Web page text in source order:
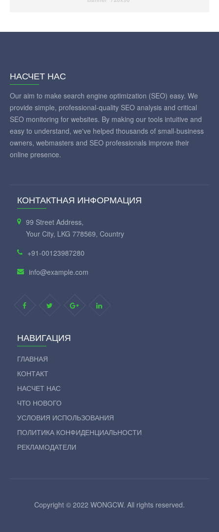
НАСЧЕТ НАС
Our aim to make search engine optimization (SEO) easy. We
provide simple, professional-quality SEO analysis and critical
SEO monitoring for websites. By making our tools intuitive and
easy to understand, we've helped thousands of small-business
owners, webmasters and SEO professionals improve their
online presence.
КОНТАКТНАЯ ИНФОРМАЦИЯ
99 Street Address,
Your City, LKG 778569, Country
+91-00123987280
info@example.com
НАВИГАЦИЯ
ГЛАВНАЯ
КОНТАКТ
НАСЧЕТ НАС
ЧТО НОВОГО
УСЛОВИЯ ИСПОЛЬЗОВАНИЯ
ПОЛИТИКА КОНФИДЕНЦИАЛЬНОСТИ
РЕКЛАМОДАТЕЛИ
Copyright © 2022 WONGCW. All rights reserved.